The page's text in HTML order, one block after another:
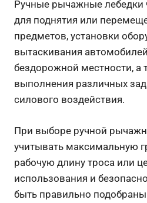
Ручные рычажные лебедки
для поднятия или
предметов, установки
вытаскивания
бездорожной местности, а
выполнения различных
силового воздействия.
При выборе ручной
учитывать максимальную
рабочую длину троса или
использования и
быть правильно